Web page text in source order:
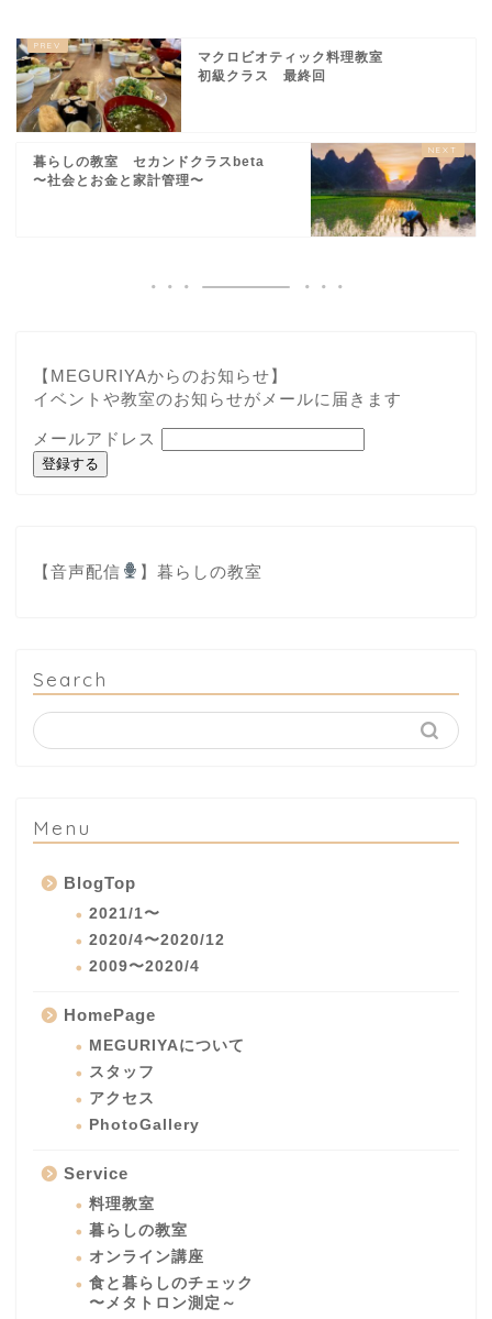
マクロビオティック料理教室
初級クラス 最終回
暮らしの教室 セカンドクラスbeta
〜社会とお金と家計管理〜
【MEGURIYAからのお知らせ】
イベントや教室のお知らせがメールに届きます
メールアドレス
登録する
【音声配信 】暮らしの教室
Search
Menu
BlogTop
2021/1〜
2020/4〜2020/12
2009〜2020/4
HomePage
MEGURIYAについて
スタッフ
アクセス
PhotoGallery
Service
料理教室
暮らしの教室
オンライン講座
食と暮らしのチェック
〜メタトロン測定～